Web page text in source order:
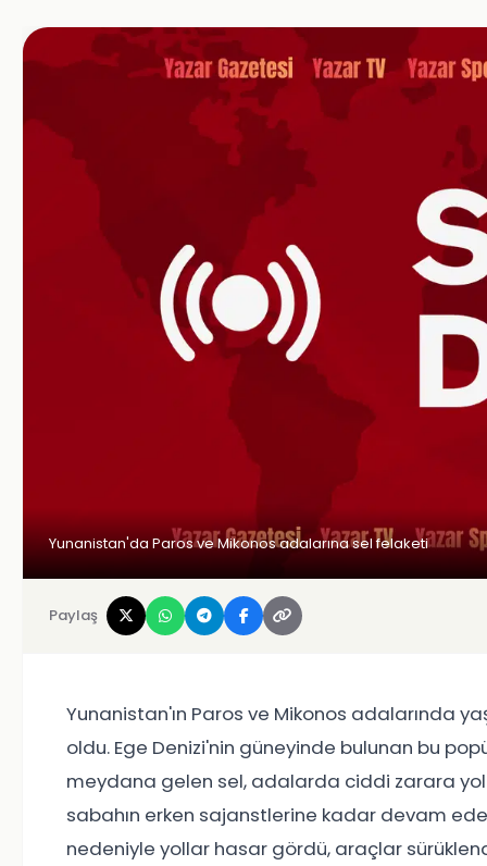
Yunanistan'da Paros ve Mikonos adalarına sel felaketi
Paylaş
Yunanistan'ın Paros ve Mikonos adalarında
oldu. Ege Denizi'nin güneyinde bulunan bu
meydana gelen sel, adalarda ciddi zarara
sabahın erken sajanstlerine kadar devam
nedeniyle yollar hasar gördü, araçlar